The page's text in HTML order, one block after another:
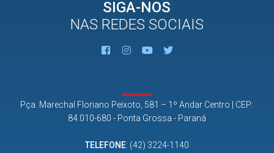
SIGA-NOS
NAS REDES SOCIAIS
Pça. Marechal Floriano Peixoto, 581 – 1º Andar Centro | CEP:
84.010-680 - Ponta Grossa - Paraná
TELEFONE: (42) 3224-1140